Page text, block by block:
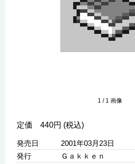
1 / 1 画像
定価 440円 (税込)
発売日
2001年03月23日
発行
Ｇａｋｋｅｎ